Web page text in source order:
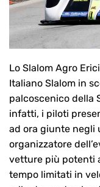
Lo Slalom Agro
Italiano Slalom in
palcoscenico della
infatti, i piloti
ad ora giunte negli
organizzatore
vetture più potenti
tempo limitati in